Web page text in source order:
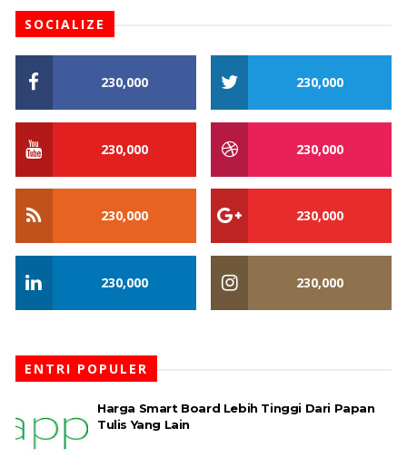
SOCIALIZE
230,000 230,000
230,000 230,000
230,000 230,000
230,000 230,000
ENTRI POPULER
Harga Smart Board Lebih Tinggi Dari Papan
Tulis Yang Lain